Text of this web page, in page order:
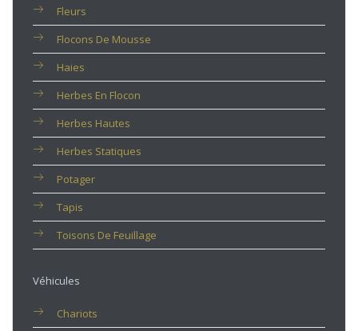
Fleurs
Flocons De Mousse
Haies
Herbes En Flocon
Herbes Hautes
Herbes Statiques
Potager
Tapis
Toisons De Feuillage
Véhicules
Chariots